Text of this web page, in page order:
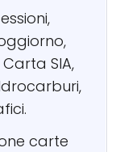
SIA,
carte